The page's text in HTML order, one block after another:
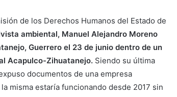
de los Derechos Humanos del Estado de
ambiental, Manuel Alejandro Moreno
Guerrero el 23 de junio dentro de un
Acapulco-Zihuatanejo. Siendo su última
documentos de una empresa
misma estaría funcionando desde 2017 sin